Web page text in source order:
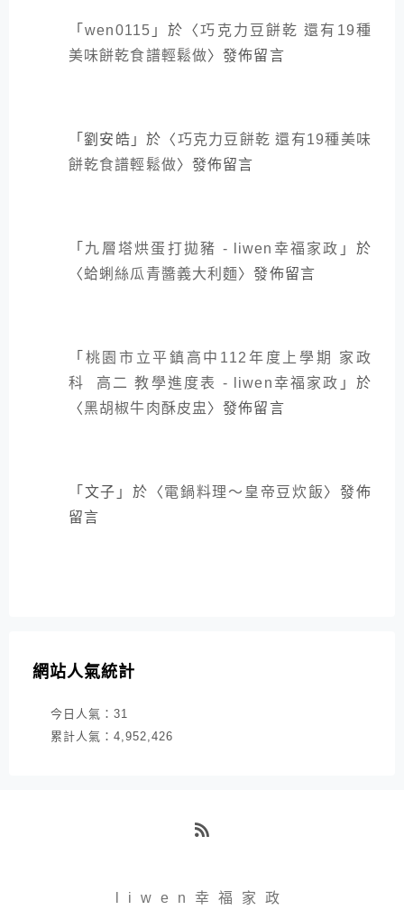
「wen0115 」於〈巧克力豆餅乾 還有19種
美味餅乾食譜輕鬆做〉發佈留言
「劉安皓 」於〈巧克力豆餅乾 還有19種美味
餅乾食譜輕鬆做〉發佈留言
「 九層塔烘蛋打拋豬 - liwen幸福家政 」於
〈蛤蜊絲瓜青醬義大利麵〉發佈留言
「 桃園市立平鎮高中112年度上學期 家政
科 高二 教學進度表 - liwen幸福家政 」於
〈黑胡椒牛肉酥皮盅 〉發佈留言
「 文子 」於〈電鍋料理～皇帝豆炊飯〉發佈
留言
網站人氣統計
今日人氣： 31
累計人氣： 4,952,426
liwen幸福家政